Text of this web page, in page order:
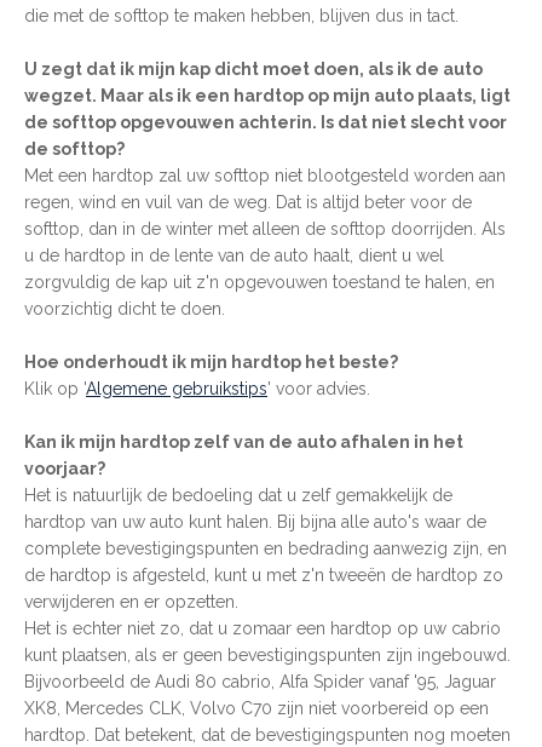
die met de softtop te maken hebben, blijven dus in tact.
U zegt dat ik mijn kap dicht moet doen, als ik de auto
wegzet. Maar als ik een hardtop op mijn auto plaats, ligt
de softtop opgevouwen achterin. Is dat niet slecht voor
de softtop?
Met een hardtop zal uw softtop niet blootgesteld worden aan
regen, wind en vuil van de weg. Dat is altijd beter voor de
softtop, dan in de winter met alleen de softtop doorrijden. Als
u de hardtop in de lente van de auto haalt, dient u wel
zorgvuldig de kap uit z'n opgevouwen toestand te halen, en
voorzichtig dicht te doen.
Hoe onderhoudt ik mijn hardtop het beste?
Klik op 'Algemene gebruikstips' voor advies.
Kan ik mijn hardtop zelf van de auto afhalen in het
voorjaar?
Het is natuurlijk de bedoeling dat u zelf gemakkelijk de
hardtop van uw auto kunt halen. Bij bijna alle auto's waar de
complete bevestigingspunten en bedrading aanwezig zijn, en
de hardtop is afgesteld, kunt u met z'n tweeën de hardtop zo
verwijderen en er opzetten.
Het is echter niet zo, dat u zomaar een hardtop op uw cabrio
kunt plaatsen, als er geen bevestigingspunten zijn ingebouwd.
Bijvoorbeeld de Audi 80 cabrio, Alfa Spider vanaf '95, Jaguar
XK8, Mercedes CLK, Volvo C70 zijn niet voorbereid op een
hardtop. Dat betekent, dat de bevestigingspunten nog moeten